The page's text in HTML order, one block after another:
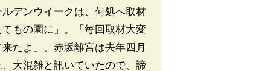
デンウイークは、何処へ取材
もの園に」。「毎回取材大変
たよ」。赤坂離宮は去年四月
大混雑と訊いていたので、諦